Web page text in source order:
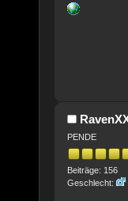
PENDE
Beiträge: 156
Geschlecht: